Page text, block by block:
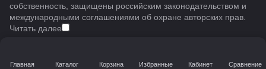
Главная Каталог Корзина Избранные Кабинет Сравнение
собственность, защищены российским законодательством и
международными соглашениями об охране авторских прав.
Читать далее